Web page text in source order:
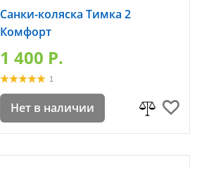
Санки-коляска Тимка 2
Комфорт
1 400 P.
1
Нет в наличии